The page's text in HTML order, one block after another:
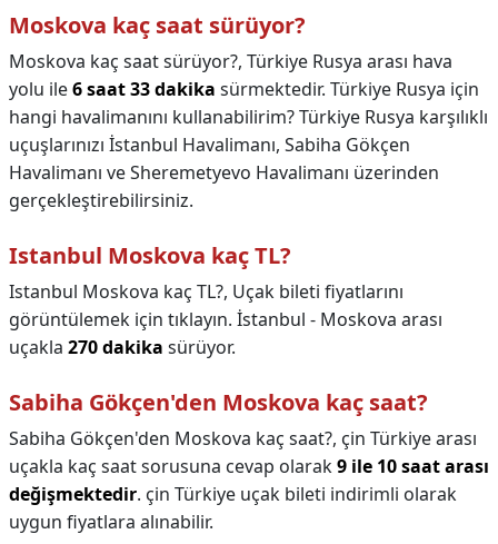
Moskova kaç saat sürüyor?
Moskova kaç saat sürüyor?, Türkiye Rusya arası hava
yolu ile6 saat 33 dakika sürmektedir. Türkiye Rusya için
hangi havalimanını kullanabilirim? Türkiye Rusya karşılıklı
uçuşlarınızı İstanbul Havalimanı, Sabiha Gökçen
Havalimanı ve Sheremetyevo Havalimanı üzerinden
gerçekleştirebilirsiniz.
Istanbul Moskova kaç TL?
Istanbul Moskova kaç TL?, Uçak bileti fiyatlarını
görüntülemek için tıklayın. İstanbul - Moskova arası
uçakla 270 dakika sürüyor.
Sabiha Gökçen'den Moskova kaç saat?
Sabiha Gökçen'den Moskova kaç saat?, çin Türkiye arası
uçakla kaç saat sorusuna cevap olarak9 ile 10 saat arası
değişmektedir. çin Türkiye uçak bileti indirimli olarak
uygun fiyatlara alınabilir.